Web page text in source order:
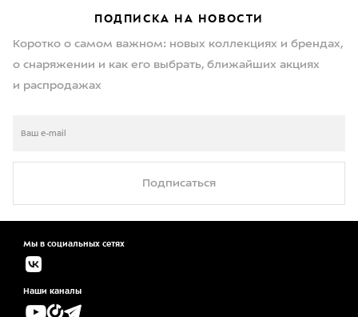
ПОДПИСКА НА НОВОСТИ
Коротко о самом важном: новых коллекциях и брендах,
о снаряжении и как его выбрать, ближайших акциях
и распродажах
Подписаться
Мы в социальных сетях
Наши каналы